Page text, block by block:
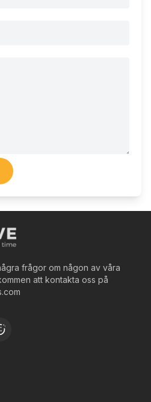
frågor om någon av våra
att kontakta oss på